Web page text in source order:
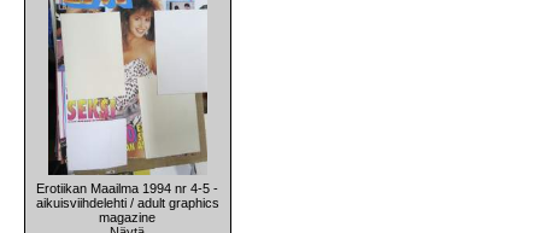
Erotiikan Maailma 1994 nr 4-5 -
aikuisviihdelehti / adult graphics
magazine